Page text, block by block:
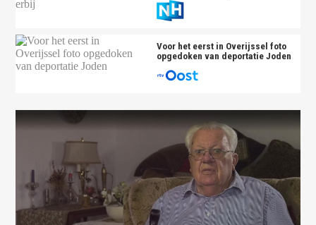
Voor het eerst in Overijssel foto
opgedoken van deportatie Joden